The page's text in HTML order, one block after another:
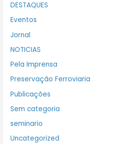
DESTAQUES
Eventos
Jornal
NOTICIAS
Pela Imprensa
Preservação Ferroviaria
Publicações
Sem categoria
seminario
Uncategorized